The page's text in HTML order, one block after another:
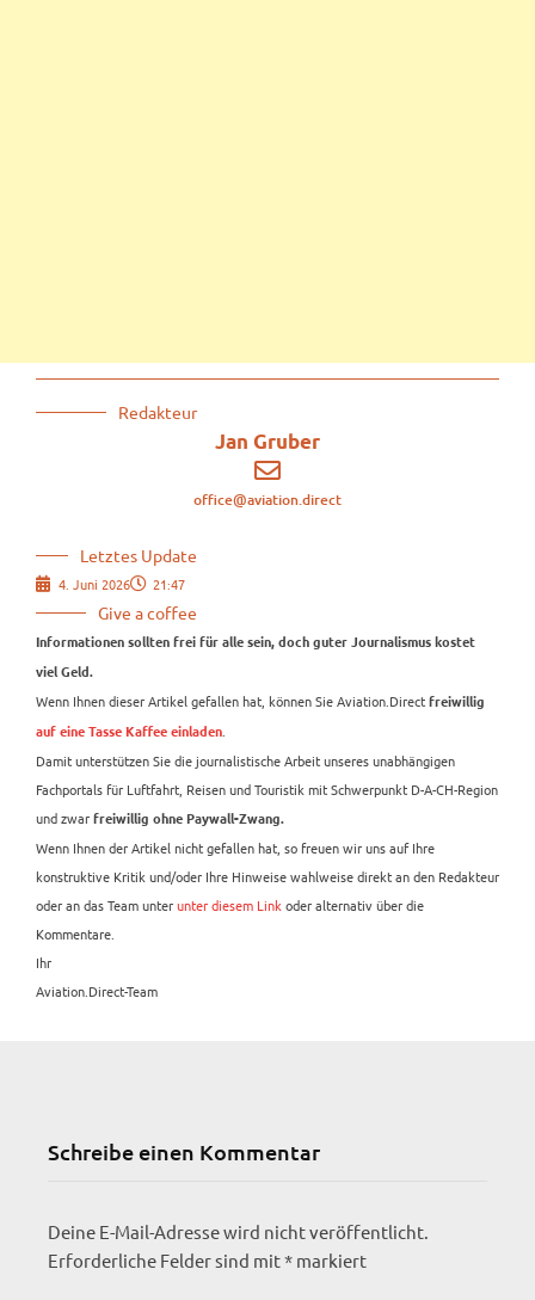
Redakteur
Jan Gruber
office@aviation.direct
Letztes Update
4. Juni 2026 21:47
Give a coffee
Informationen sollten frei für alle sein, doch guter Journalismus kostet
viel Geld.
Wenn Ihnen dieser Artikel gefallen hat, können Sie Aviation.Direct freiwillig
auf eine Tasse Kaffee einladen
Damit unterstützen Sie die journalistische Arbeit unseres unabhängigen
Fachportals für Luftfahrt, Reisen und Touristik mit Schwerpunkt D-A-CH-Region
und zwar freiwillig ohne Paywall-Zwang.
Wenn Ihnen der Artikel nicht gefallen hat, so freuen wir uns auf Ihre
konstruktive Kritik und/oder Ihre Hinweise wahlweise direkt an den Redakteur
oder an das Team unterunter diesem Link oder alternativ über die
Kommentare.
Ihr
Aviation.Direct-Team
Schreibe einen Kommentar
Deine E-Mail-Adresse wird nicht veröffentlicht.
Erforderliche Felder sind mit* markiert